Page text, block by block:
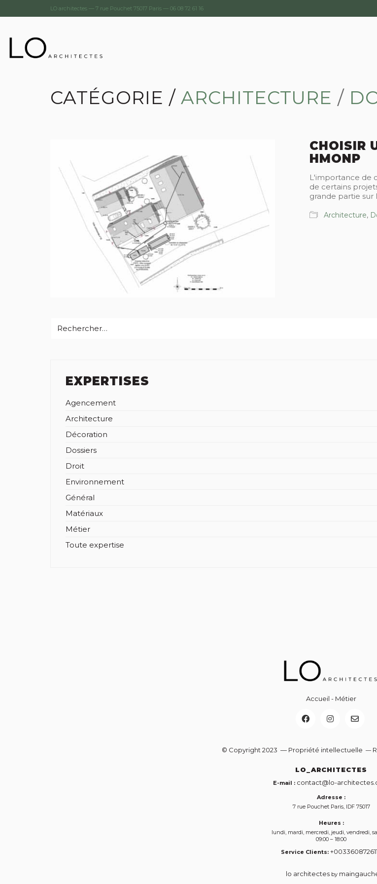
LO architectes — 7 rue Pouchet 75017 Paris — 06 08 72 61 16
CATÉGORIE / ARCHITECTURE /
CHOISIR
HMONP
L'importance de
de certains
grande partie sur
Architecture,
EXPERTISES
Agencement
Architecture
Décoration
Dossiers
Droit
Environnement
Général
Matériaux
Métier
Toute expertise
Accueil - Métier
© Copyright 2023 — Propriété intellectuelle —
LO_ARCHITECTES
E-mail : contact@lo-
Adresse :
7 rue Pouchet Paris, IDF 75017
Heures :
lundi, mardi, mercredi, jeudi, vendredi,
09:00 – 18:00
Service Clients:
lo architectes by